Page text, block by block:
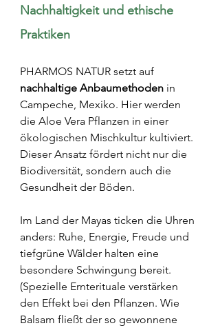
Nachhaltigkeit und ethische
Praktiken
PHARMOS NATUR setzt auf
nachhaltige Anbaumethoden in
Campeche, Mexiko. Hier werden
die Aloe Vera Pflanzen in einer
ökologischen Mischkultur kultiviert.
Dieser Ansatz fördert nicht nur die
Biodiversität, sondern auch die
Gesundheit der Böden.
Im Land der Mayas ticken die Uhren
anders: Ruhe, Energie, Freude und
tiefgrüne Wälder halten eine
besondere Schwingung bereit.
(Spezielle Ernterituale verstärken
den Effekt bei den Pflanzen. Wie
Balsam fließt der so gewonnene